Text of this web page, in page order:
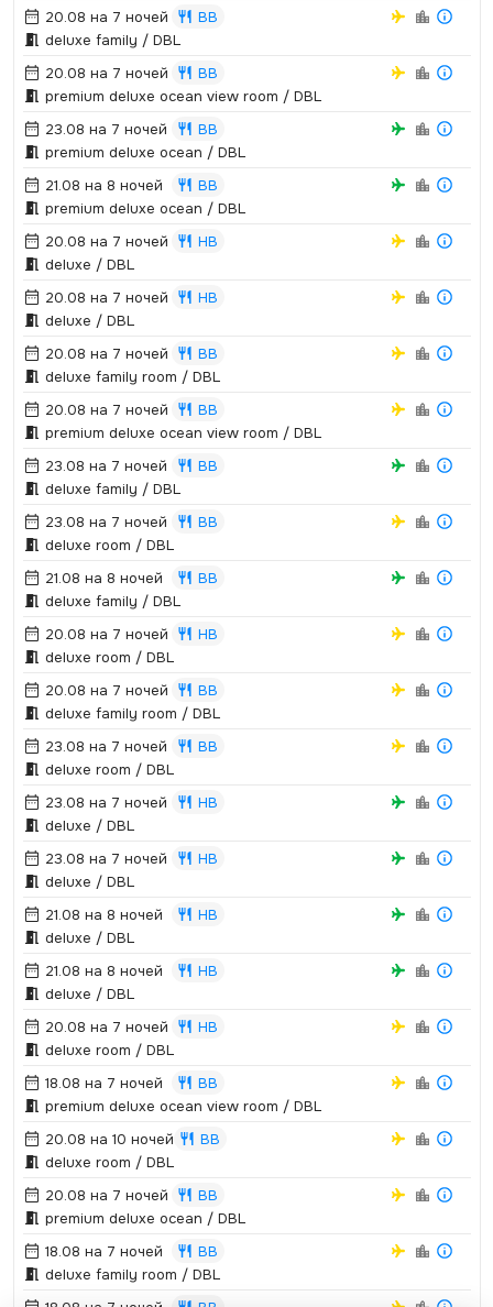
20.08 на 7 ночей
BB
deluxe family / DBL
20.08 на 7 ночей
BB
premium deluxe ocean view room / DBL
23.08 на 7 ночей
BB
premium deluxe ocean / DBL
21.08 на 8 ночей
BB
premium deluxe ocean / DBL
20.08 на 7 ночей
HB
deluxe / DBL
20.08 на 7 ночей
HB
deluxe / DBL
20.08 на 7 ночей
BB
deluxe family room / DBL
20.08 на 7 ночей
BB
premium deluxe ocean view room / DBL
23.08 на 7 ночей
BB
deluxe family / DBL
23.08 на 7 ночей
BB
deluxe room / DBL
21.08 на 8 ночей
BB
deluxe family / DBL
20.08 на 7 ночей
HB
deluxe room / DBL
20.08 на 7 ночей
BB
deluxe family room / DBL
23.08 на 7 ночей
BB
deluxe room / DBL
23.08 на 7 ночей
HB
deluxe / DBL
23.08 на 7 ночей
HB
deluxe / DBL
21.08 на 8 ночей
HB
deluxe / DBL
21.08 на 8 ночей
HB
deluxe / DBL
20.08 на 7 ночей
HB
deluxe room / DBL
18.08 на 7 ночей
BB
premium deluxe ocean view room / DBL
20.08 на 10 ночей
BB
deluxe room / DBL
20.08 на 7 ночей
BB
premium deluxe ocean / DBL
18.08 на 7 ночей
BB
deluxe family room / DBL